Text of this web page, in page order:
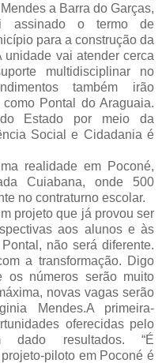
a Barra do Garças,
assinado o termo de
para a construção da
unidade vai atender cerca
multidisciplinar no
também irão
Estado por meio da
Social e Cidadania é
realidade em Poconé,
Cuiabana, onde 500
no contraturno escolar.
projeto que já provou ser
aos alunos e às
não será diferente.
a transformação. Digo
os números serão muito
novas vagas serão
Mendes.A primeira-
oferecidas pelo
dado resultados. “É
piloto em Poconé é